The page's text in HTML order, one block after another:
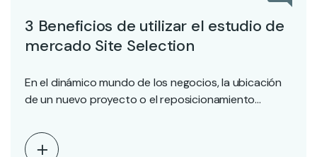
3 Beneficios de utilizar el estudio de
mercado Site Selection
En el dinámico mundo de los negocios, la ubicación
de un nuevo proyecto o el reposicionamiento…